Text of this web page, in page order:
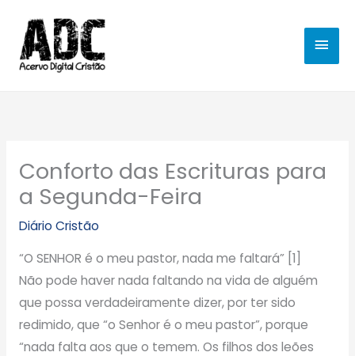
para
conteúdo
Conforto das Escrituras para
a Segunda-Feira
Diário Cristão
“O SENHOR é o meu pastor, nada me faltará” [1]
Não pode haver nada faltando na vida de alguém
que possa verdadeiramente dizer, por ter sido
redimido, que “o Senhor é o meu pastor”, porque
“nada falta aos que o temem. Os filhos dos leões